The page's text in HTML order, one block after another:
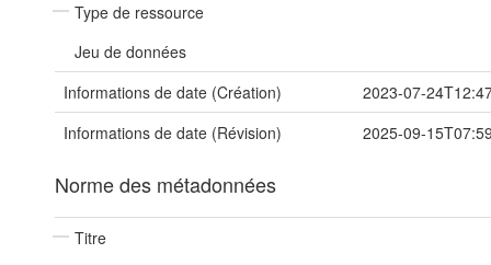
Type de ressource
Jeu de données
Informations de date (Création)
2023-07-
Informations de date (Révision)
2025-09-
Norme des métadonnées
Titre